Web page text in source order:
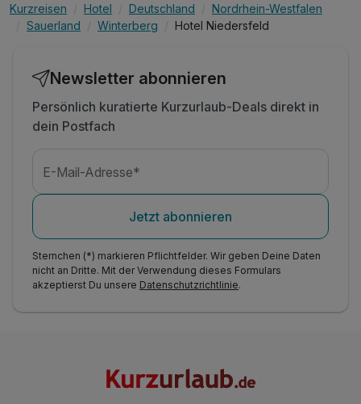
Kurzreisen Hotel Deutschland
Nordrhein-Westfalen
Sauerland
Winterberg Hotel Niedersfeld
Newsletter abonnieren
Persönlich kuratierte Kurzurlaub-Deals direkt in
dein Postfach
E-Mail-Adresse*
Jetzt abonnieren
Sternchen (*) markieren Pflichtfelder. Wir geben Deine Daten
nicht an Dritte. Mit der Verwendung dieses Formulars
akzeptierst Du unsere Datenschutzrichtlinie.